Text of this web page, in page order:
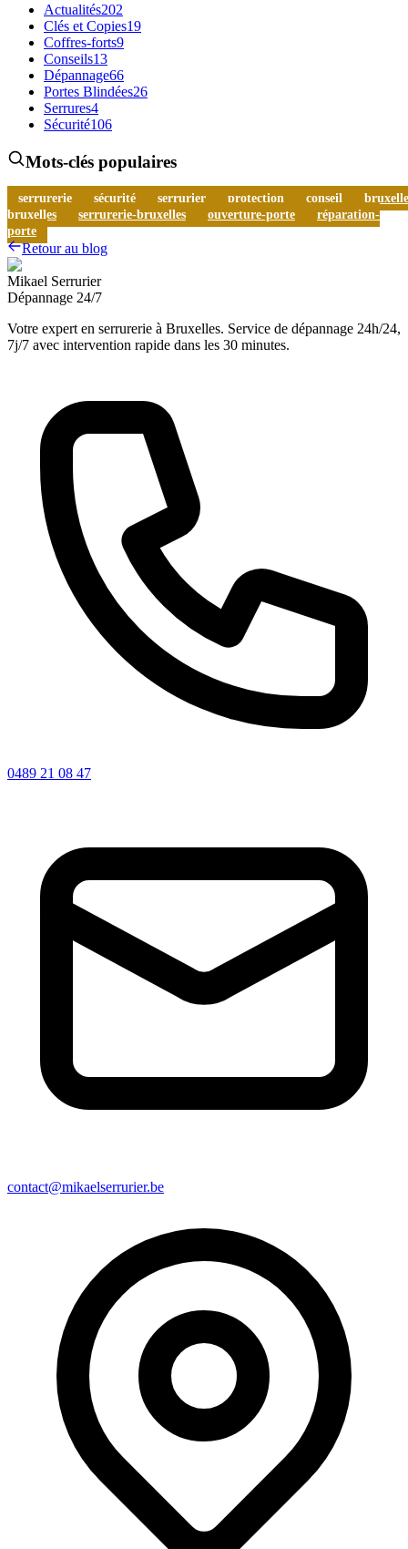
Actualités202
Clés et Copies19
Coffres-forts9
Conseils13
Dépannage66
Portes Blindées26
Serrures4
Sécurité106
Mots-clés populaires
serrurerie sécurité serrurier protection conseil
bruxelles
serrurerie-bruxelles ouverture-porte
réparation-
porte
Retour au blog
Mikael Serrurier
Dépannage 24/7
Votre expert en serrurerie à Bruxelles. Service de dépannage 24h/24,
7j/7 avec intervention rapide dans les 30 minutes.
0489 21 08 47
contact@mikaelserrurier.be